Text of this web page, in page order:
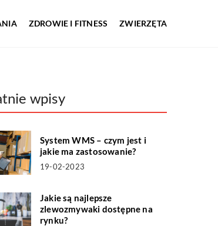
ZDROWIE I FITNESS ZWIERZĘTA
wpisy
System WMS – czym jest i
jakie ma zastosowanie?
19-02-2023
Jakie są najlepsze
zlewozmywaki dostępne na
rynku?